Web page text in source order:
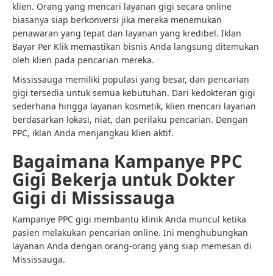
klien. Orang yang mencari layanan gigi secara online
biasanya siap berkonversi jika mereka menemukan
penawaran yang tepat dan layanan yang kredibel. Iklan
Bayar Per Klik memastikan bisnis Anda langsung ditemukan
oleh klien pada pencarian mereka.
Mississauga memiliki populasi yang besar, dan pencarian
gigi tersedia untuk semua kebutuhan. Dari kedokteran gigi
sederhana hingga layanan kosmetik, klien mencari layanan
berdasarkan lokasi, niat, dan perilaku pencarian. Dengan
PPC, iklan Anda menjangkau klien aktif.
Bagaimana Kampanye PPC
Gigi Bekerja untuk Dokter
Gigi di Mississauga
Kampanye PPC gigi membantu klinik Anda muncul ketika
pasien melakukan pencarian online. Ini menghubungkan
layanan Anda dengan orang-orang yang siap memesan di
Mississauga.